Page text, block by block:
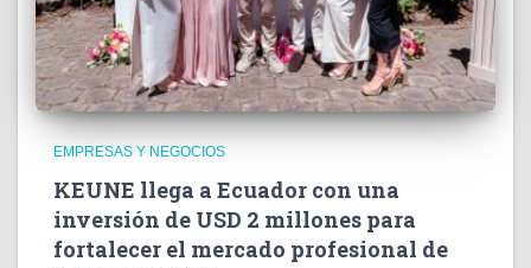
EMPRESAS Y NEGOCIOS
KEUNE llega a Ecuador con una
inversión de USD 2 millones para
fortalecer el mercado profesional de